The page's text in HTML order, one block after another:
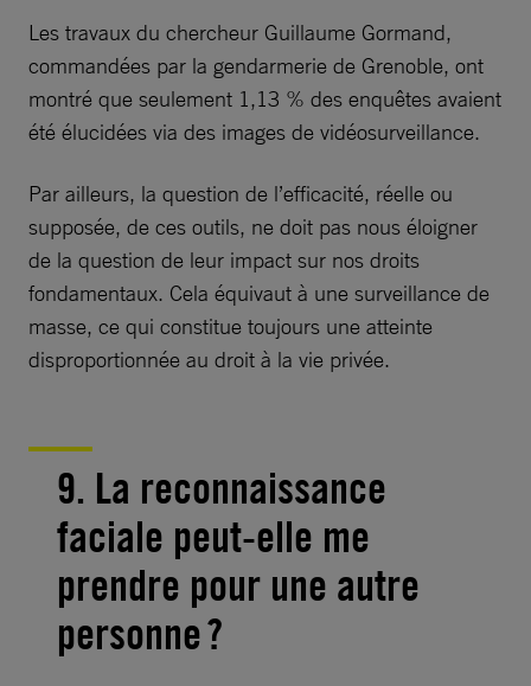
Les travaux du chercheur Guillaume Gormand,
commandées par la gendarmerie de Grenoble, ont
montré que seulement 1,13 % des enquêtes avaient
été élucidées via des images de vidéosurveillance.
Par ailleurs, la question de l’efficacité, réelle ou
supposée, de ces outils, ne doit pas nous éloigner
de la question de leur impact sur nos droits
fondamentaux. Cela équivaut à une surveillance de
masse, ce qui constitue toujours une atteinte
disproportionnée au droit à la vie privée.
9. La reconnaissance
faciale peut-elle me
prendre pour une autre
personne ?